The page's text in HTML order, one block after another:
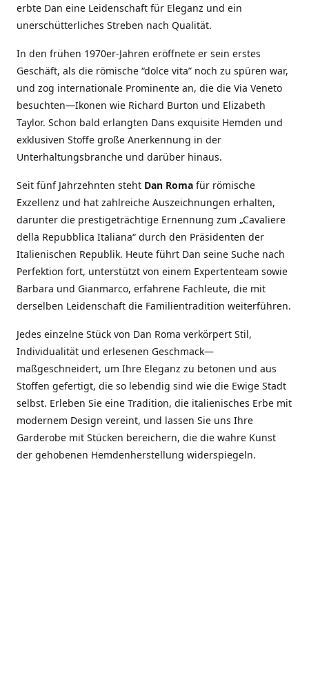
erbte Dan eine Leidenschaft für Eleganz und ein
unerschütterliches Streben nach Qualität.
In den frühen 1970er-Jahren eröffnete er sein erstes
Geschäft, als die römische “dolce vita” noch zu spüren war,
und zog internationale Prominente an, die die Via Veneto
besuchten—Ikonen wie Richard Burton und Elizabeth
Taylor. Schon bald erlangten Dans exquisite Hemden und
exklusiven Stoffe große Anerkennung in der
Unterhaltungsbranche und darüber hinaus.
Seit fünf Jahrzehnten steht Dan Roma für römische
Exzellenz und hat zahlreiche Auszeichnungen erhalten,
darunter die prestigeträchtige Ernennung zum „Cavaliere
della Repubblica Italiana“ durch den Präsidenten der
Italienischen Republik. Heute führt Dan seine Suche nach
Perfektion fort, unterstützt von einem Expertenteam sowie
Barbara und Gianmarco, erfahrene Fachleute, die mit
derselben Leidenschaft die Familientradition weiterführen.
Jedes einzelne Stück von Dan Roma verkörpert Stil,
Individualität und erlesenen Geschmack—
maßgeschneidert, um Ihre Eleganz zu betonen und aus
Stoffen gefertigt, die so lebendig sind wie die Ewige Stadt
selbst. Erleben Sie eine Tradition, die italienisches Erbe mit
modernem Design vereint, und lassen Sie uns Ihre
Garderobe mit Stücken bereichern, die die wahre Kunst
der gehobenen Hemdenherstellung widerspiegeln.